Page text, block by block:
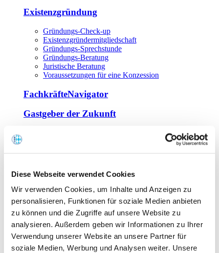
Diese Webseite verwendet Cookies
Wir verwenden Cookies, um Inhalte und Anzeigen zu
personalisieren, Funktionen für soziale Medien anbieten
zu können und die Zugriffe auf unsere Website zu
analysieren. Außerdem geben wir Informationen zu Ihrer
Verwendung unserer Website an unsere Partner für
soziale Medien, Werbung und Analysen weiter. Unsere
Existenzgründung
Gründungs-Check-up
Existenzgründermitgliedschaft
Gründungs-Sprechstunde
Gründungs-Beratung
Juristische Beratung
Voraussetzungen für eine Konzession
FachkräfteNavigator
Gastgeber der Zukunft
Offene Seminare
Tagen im Palais
Wirte-und Unternehmerbrief
Lernplattform BOUNTI
Partner
Branchennahe Organisationen